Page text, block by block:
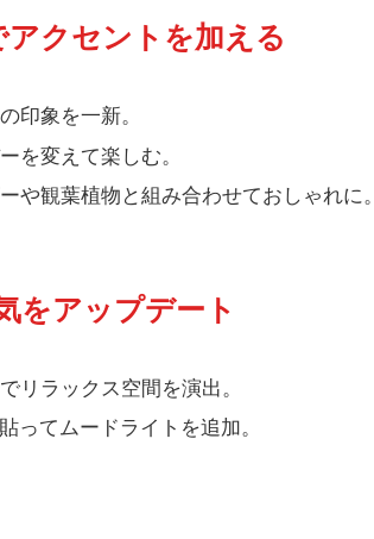
クセントを加える
印象を一新。
を変えて楽しむ。
や観葉植物と組み合わせておしゃれに。
をアップデート
リラックス空間を演出。
ってムードライトを追加。